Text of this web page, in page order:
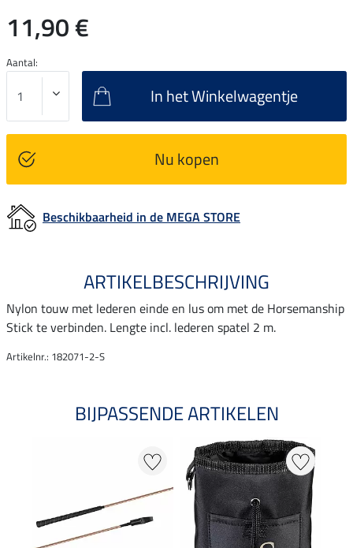
11,90 €
Aantal:
In het Winkelwagentje
Nu kopen
Beschikbaarheid in de MEGA STORE
ARTIKELBESCHRIJVING
Nylon touw met lederen einde en lus om met de Horsemanship
Stick te verbinden. Lengte incl. lederen spatel 2 m.
Artikelnr.: 182071-2-S
BIJPASSENDE ARTIKELEN